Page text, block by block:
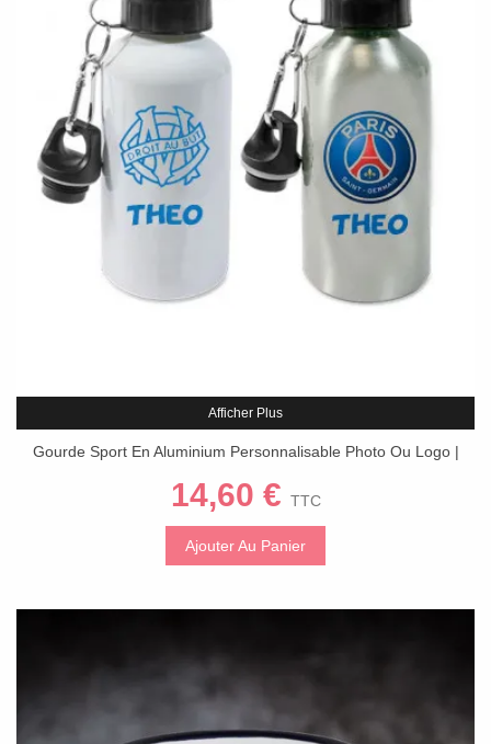
Afficher Plus
Gourde Sport En Aluminium Personnalisable Photo Ou Logo |
14,60 € TTC
Ajouter Au Panier